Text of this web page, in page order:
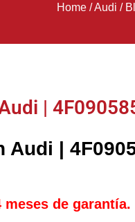
Home /Audi /
|
|
meses de garantía.